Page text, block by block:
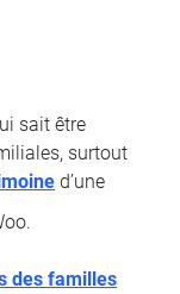
sait être
surtout
d’une
des familles